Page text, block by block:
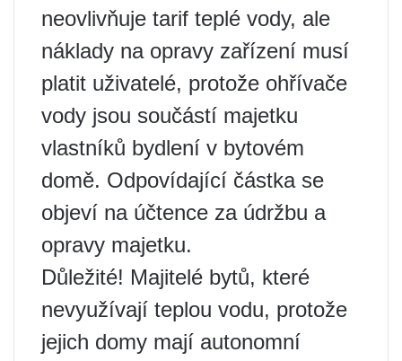
neovlivňuje tarif teplé vody, ale
náklady na opravy zařízení musí
platit uživatelé, protože ohřívače
vody jsou součástí majetku
vlastníků bydlení v bytovém
domě. Odpovídající částka se
objeví na účtence za údržbu a
opravy majetku.
Důležité! Majitelé bytů, které
nevyužívají teplou vodu, protože
jejich domy mají autonomní